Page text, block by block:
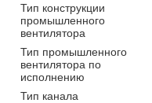
Тип конструкции
промышленного
вентилятора
Тип промышленного
вентилятора по
исполнению
Тип канала